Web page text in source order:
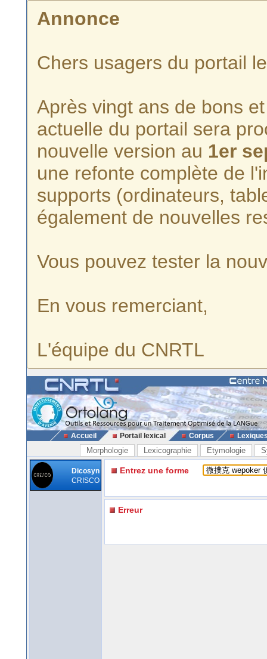
Annonce
Chers usagers du portail
Après vingt ans de bons
actuelle du portail sera
nouvelle version au 1er
une refonte complète de
supports (ordinateurs,
également de nouvelles
Vous pouvez tester la
En vous remerciant,
L'équipe du CNRTL
Accueil Portail lexical Corpus
Morphologie Lexicographie Etymologie
Dicosyn
CRISCO
Entrez une forme
Erreur